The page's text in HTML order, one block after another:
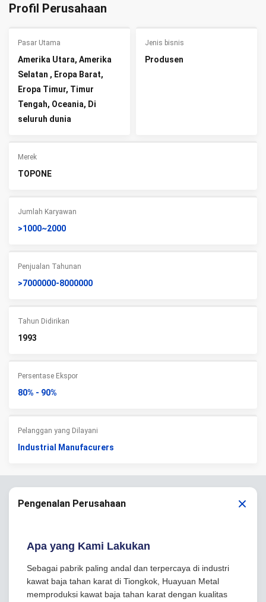
Profil Perusahaan
Pasar Utama
Amerika Utara, Amerika
Selatan , Eropa Barat,
Eropa Timur, Timur
Tengah, Oceania, Di
seluruh dunia
Jenis bisnis
Produsen
Merek
TOPONE
Jumlah Karyawan
>1000~2000
Penjualan Tahunan
>7000000-8000000
Tahun Didirikan
1993
Persentase Ekspor
80% - 90%
Pelanggan yang Dilayani
Industrial Manufacurers
Pengenalan Perusahaan
Apa yang Kami Lakukan
Sebagai pabrik paling andal dan terpercaya di industri
kawat baja tahan karat di Tiongkok, Huayuan Metal
memproduksi kawat baja tahan karat dengan kualitas